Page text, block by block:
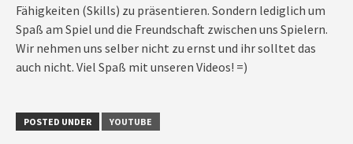
Fähigkeiten (Skills) zu präsentieren. Sondern lediglich um
Spaß am Spiel und die Freundschaft zwischen uns Spielern.
Wir nehmen uns selber nicht zu ernst und ihr solltet das
auch nicht. Viel Spaß mit unseren Videos! =)
POSTED UNDER YOUTUBE